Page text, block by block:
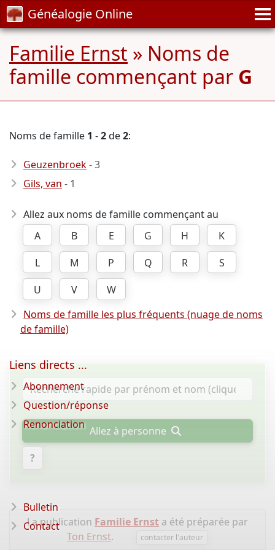
Généalogie Online
Familie Ernst » Noms de
famille commençant par G
Noms de famille 1 -2de2:
Geuzenbroek- 3
Gils, van - 1
Allez aux noms de famille commençant au
A
B E G H
K
L
M P Q R
S
U
V
W
Noms de famille les plus fréquents (nuage de noms
de famille)
Allez à personne
?
La publication Familie Ernst a été préparée par
Ton Ernst. contacter l'auteur
Liens directs ...
Abonnement
Question/réponse
Renonciation
Bulletin
Contact